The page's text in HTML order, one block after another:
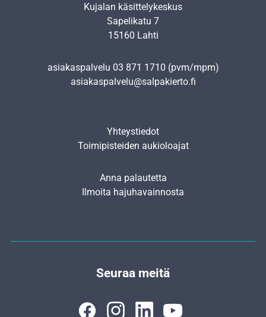
Kujalan käsittelykeskus
Sapelikatu 7
15160 Lahti
asiakaspalvelu 03 871 1710 (pvm/mpm)
asiakaspalvelu@salpakierto.fi
Yhteystiedot
Toimipisteiden aukioloajat
Anna palautetta
Ilmoita hajuhavainnosta
Seuraa meitä